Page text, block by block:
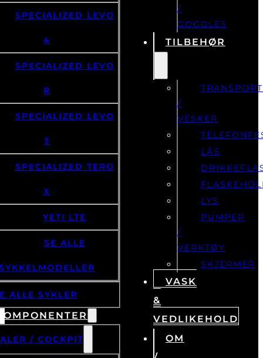
SPECIALIZED LEVO
4
SPECIALIZED LEVO
R
SPECIALIZED LEVO
3
SPECIALIZED TERO
X
YETI LTE
SE ALLE
ALLE SYKLER
/ COCKPIT
/
GOGGLES
TILBEHØR
TRANSPORT
/
VESKER
LÅS
LYS
PUMPER
/
VERKTØY
SKJERMER
VASK
&
VEDLIKEHOLD
OM